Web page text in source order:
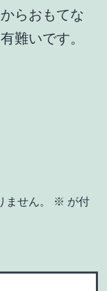
らおもてな
難いです。
せん。 ※ が付